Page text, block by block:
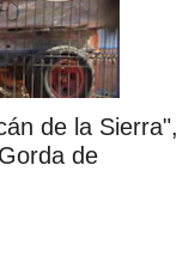
de la Sierra",
de